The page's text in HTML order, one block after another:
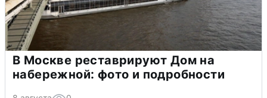
В Москве реставрируют Дом на
набережной: фото и подробности